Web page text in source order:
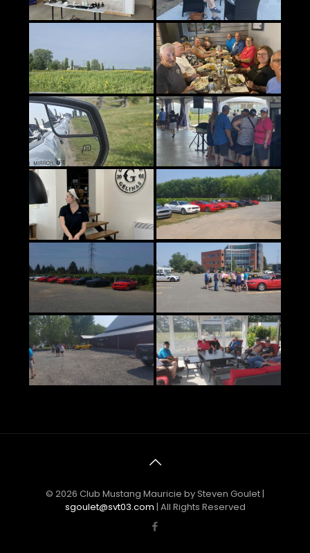
© 2026 Club Mustang Mauricie by Steven Goulet |
sgoulet@svt03.com | All Rights Reserved